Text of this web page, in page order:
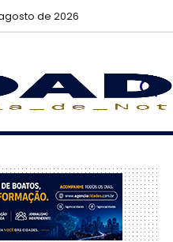
de 2026